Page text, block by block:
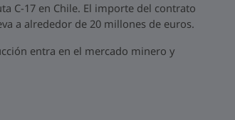
C-17 en Chile. El importe del contrato
a alrededor de 20 millones de euros.
entra en el mercado minero y